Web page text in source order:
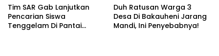
Tim SAR Gab Lanjutkan
Pencarian Siswa
Tenggelam Di Pantai
Duh Ratusan Warga 3
Desa Di Bakauheni Jarang
Mandi, Ini Penyebabnya!